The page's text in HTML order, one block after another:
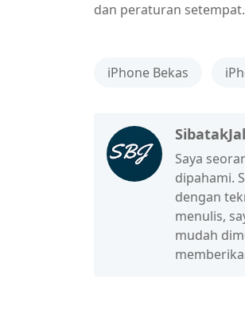
dan peraturan setempat.
iPhone Bekas
Saya
dipahami.
dengan
menulis,
mudah